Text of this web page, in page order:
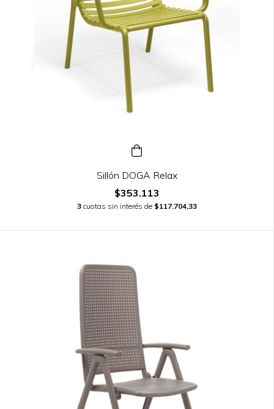
Sillón DOGA Relax
$353.113
3 cuotas sin interés de $117.704,33